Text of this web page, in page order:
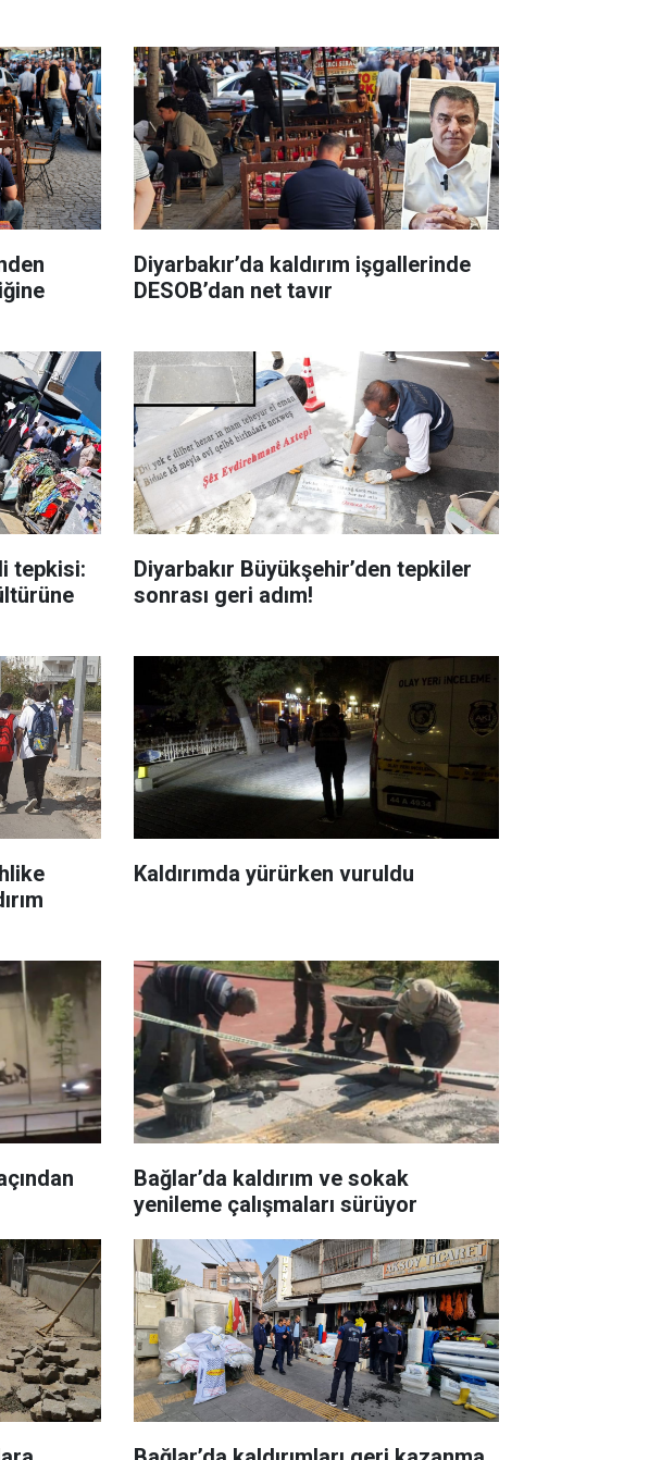
Diyarbakır’da kaldırım işgallerinde
DESOB’dan net tavır
tepkisi:
Diyarbakır Büyükşehir’den tepkiler
sonrası geri adım!
Kaldırımda yürürken vuruldu
Bağlar’da kaldırım ve sokak
yenileme çalışmaları sürüyor